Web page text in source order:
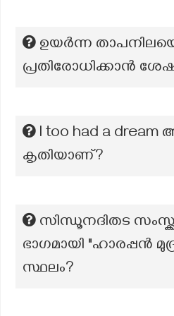
ഉയർന്ന
പ്രതിരോധിക്കാൻ
I too had a
കൃതിയാണ്?
സിന്ധൂനദിതട
ഭാഗമായി "ഹാരപ്പൻ
സ്ഥലം?